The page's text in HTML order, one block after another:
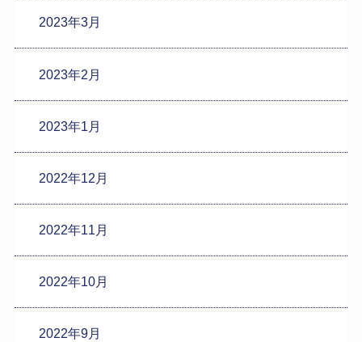
2023年3月
2023年2月
2023年1月
2022年12月
2022年11月
2022年10月
2022年9月